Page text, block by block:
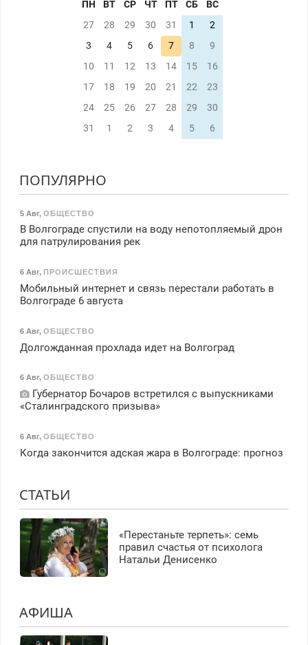
ПН ВТ СР ЧТ ПТ СБ
ВС
27
28 29 30 31 1
2
3
4 5 6 7 8
9
10
11 12 13 14 15
16
17
18 19 20 21 22
23
24
25 26 27 28 29
30
31
1 2 3 4 5 6
ПОПУЛЯРНО
5 Авг, ОБЩЕСТВО
В Волгограде спустили на воду непотопляемый дрон
для патрулирования рек
6 Авг, ПРОИСШЕСТВИЯ
Мобильный интернет и связь перестали работать в
Волгограде 6 августа
6 Авг, ОБЩЕСТВО
Долгожданная прохлада идет на Волгоград
6 Авг, ОБЩЕСТВО
Губернатор Бочаров встретился с выпускниками
«Сталинградского призыва»
6 Авг, ОБЩЕСТВО
Когда закончится адская жара в Волгограде: прогноз
СТАТЬИ
«Перестаньте терпеть»: семь
правил счастья от психолога
Натальи Денисенко
АФИША